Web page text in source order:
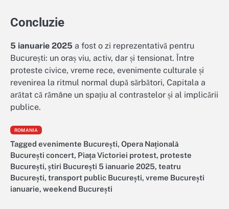
Concluzie
5 ianuarie 2025 a fost o zi reprezentativă pentru
București: un oraș viu, activ, dar și tensionat. Între
proteste civice, vreme rece, evenimente culturale și
revenirea la ritmul normal după sărbători, Capitala a
arătat că rămâne un spațiu al contrastelor și al implicării
publice.
ROMANIA
Tagged evenimente București, Opera Națională
București concert, Piața Victoriei protest, proteste
București, știri București 5 ianuarie 2025, teatru
București, transport public București, vreme București
ianuarie, weekend București